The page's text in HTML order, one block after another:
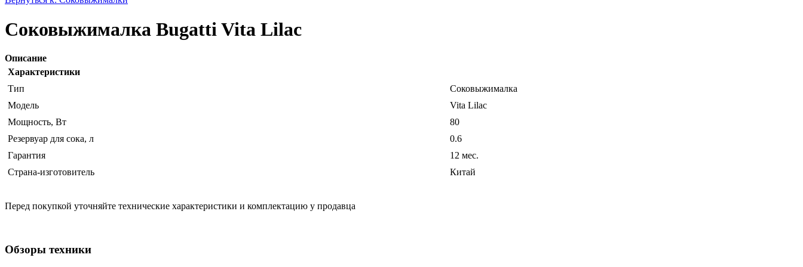
Соковыжималка Bugatti Vita Lilac
Описание
Характеристики
Тип
Соковыжималка
Модель
Vita Lilac
Мощность, Вт
80
Резервуар для сока, л
0.6
Гарантия
12 мес.
Страна-изготовитель
Китай
Перед покупкой уточняйте технические характеристики и комплектацию у продавца
Обзоры техники